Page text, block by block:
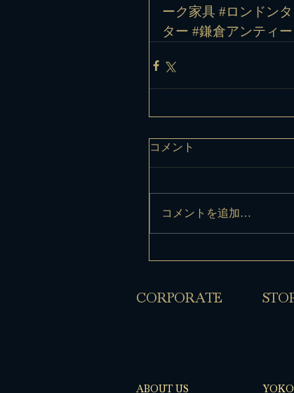
ーク家具 #ロンドン
ター #鎌倉アンティー
コメント
コメントを追加…
​CORPORATE
ABOUT US